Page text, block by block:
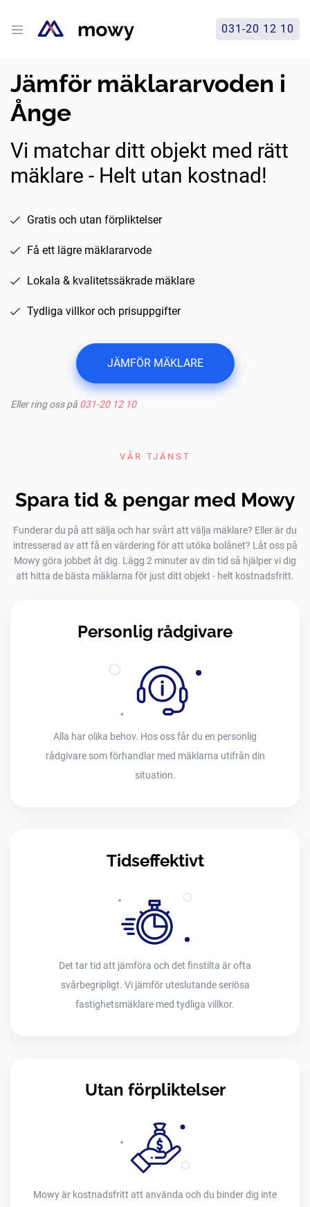
031-20 12 10
Jämför mäklararvoden i
Ånge
Vi matchar ditt objekt med rätt
mäklare - Helt utan kostnad!
Gratis och utan förpliktelser
Få ett lägre mäklararvode
Lokala & kvalitetssäkrade mäklare
Tydliga villkor och prisuppgifter
JÄMFÖR MÄKLARE
Eller ring oss på 031-20 12 10
VÅR TJÄNST
Spara tid & pengar med Mowy
Funderar du på att sälja och har svårt att välja mäklare? Eller är du
intresserad av att få en värdering för att utöka bolånet? Låt oss på
Mowy göra jobbet åt dig. Lägg 2 minuter av din tid så hjälper vi dig
att hitta de bästa mäklarna för just ditt objekt - helt kostnadsfritt.
Personlig rådgivare
Alla har olika behov. Hos oss får du en personlig
rådgivare som förhandlar med mäklarna utifrån din
situation.
Tidseffektivt
Det tar tid att jämföra och det finstilta är ofta
svårbegripligt. Vi jämför uteslutande seriösa
fastighetsmäklare med tydliga villkor.
Utan förpliktelser
Mowy är kostnadsfritt att använda och du binder dig inte